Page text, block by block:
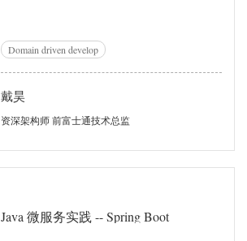
Domain driven develop
戴昊
资深架构师 前富士通技术总监
Java 微服务实践 -- Spring Boot